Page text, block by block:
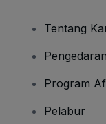
Tentang
Program
Pelabur